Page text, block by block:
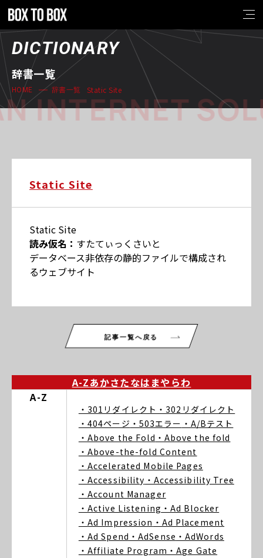
DICTIONARY
辞書一覧
HOME 辞書一覧 Static Site
INTERNET
Static Site
Static Site
読み仮名： すたてぃっくさいと
データベース非依存の静的ファイルで構成され
るウェブサイト
記事一覧へ戻る
A-Zあかさたなは まや らわ
A-Z
・301リダイレクト ・302リダイレクト
・404ページ ・503エラー ・A/Bテスト
・Above the Fold ・Above the fold
・Above-the-fold Content
・Accelerated Mobile Pages
・Accessibility ・Accessibility Tree
・Account Manager
・Active Listening ・Ad Blocker
・Ad Impression ・Ad Placement
・Ad Spend ・AdSense ・AdWords
・Affiliate Program ・Age Gate